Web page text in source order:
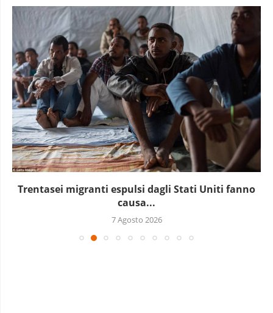
Marocco, la crescita non basta: l’analisi economica
dietro...
6 Agosto 2026